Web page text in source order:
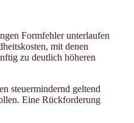
Formfehler unterlaufen
mit denen
zu deutlich höheren
steuermindernd geltend
Eine Rückforderung